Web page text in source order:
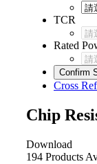
TCR
Rated
Confirm
Cross
Chip
Download
194 Products